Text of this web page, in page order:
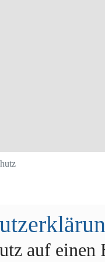
auf einen